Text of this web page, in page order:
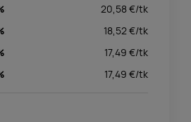
20,58€/tk
18,52€/tk
17,49 €/tk
17,49 €/tk